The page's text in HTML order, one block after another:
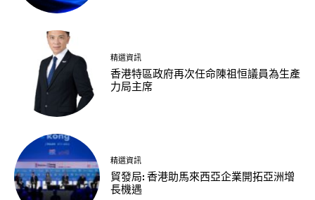
精選資訊
香港特區政府再次任命陳祖恒議員為生產
力局主席
精選資訊
貿發局: 香港助馬來西亞企業開拓亞洲增
長機遇